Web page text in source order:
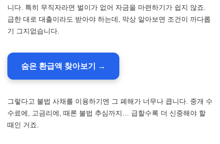
니다. 특히 무직자라면 벌이가 없어 자금을 마련하기가 쉽지 않죠.
급한 대로 대출이라도 받아야 하는데, 막상 알아보면 조건이 까다롭
기 그지없습니다.
숨은 환급액 찾아보기 →
그렇다고 불법 사채를 이용하기엔 그 폐해가 너무나 큽니다. 중개 수
수료에, 고금리에, 때론 불법 추심까지… 급할수록 더 신중해야 할
때인 거죠.